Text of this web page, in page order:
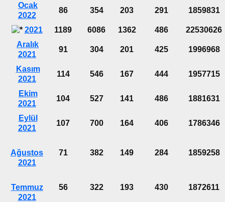
Ocak
2022
86 354 203 291 1859831
2021 1189 6086 1362 486
22530626
Aralık
2021
91 304 201 425 1996968
Kasım
2021
114 546 167 444 1957715
Ekim
2021
104 527 141 486 1881631
Eylül
2021
107 700 164 406 1786346
Ağustos
2021
71 382 149 284 1859258
Temmuz
2021
56 322 193 430 1872611